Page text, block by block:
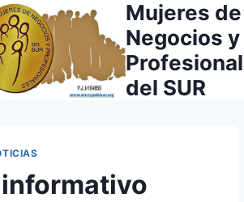
Mujeres de
Negocios y
del SUR